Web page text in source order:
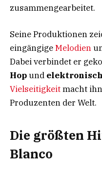
zusammengearbeitet.
Seine Produktionen
eingängigeMelodien
Dabei verbindet er
Hopund
Vielseitigkeitmacht
Produzenten der Welt.
Die größten
Blanco